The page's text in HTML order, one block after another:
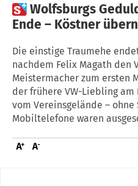
Wolfsburgs
Ende – Köstner
Die einstige Traumehe
nachdem Felix Magath den
Meistermacher zum ersten
der frühere VW-Liebling
vom Vereinsgelände –
Mobiltelefone waren